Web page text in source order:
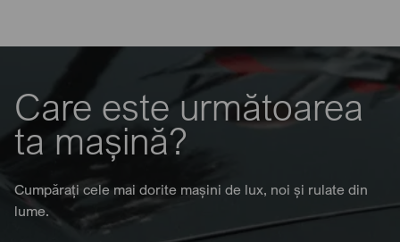
Care este următoarea
ta mașină?
Cumpărați cele mai dorite mașini de lux, noi și rulate din
lume.